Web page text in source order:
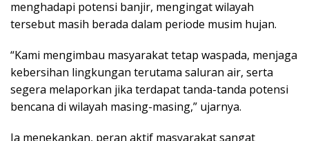
menghadapi potensi banjir, mengingat wilayah
tersebut masih berada dalam periode musim hujan.
“Kami mengimbau masyarakat tetap waspada, menjaga
kebersihan lingkungan terutama saluran air, serta
segera melaporkan jika terdapat tanda-tanda potensi
bencana di wilayah masing-masing,” ujarnya.
Ia menekankan, peran aktif masyarakat sangat